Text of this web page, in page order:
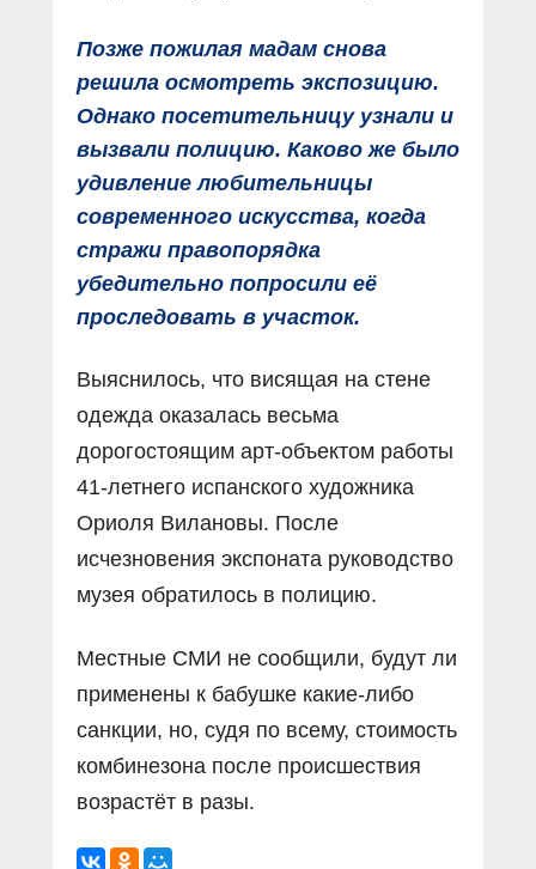
Позже пожилая мадам снова
решила осмотреть экспозицию.
Однако посетительницу узнали и
вызвали полицию. Каково же было
удивление любительницы
современного искусства, когда
стражи правопорядка
убедительно попросили её
проследовать в участок.
Выяснилось, что висящая на стене
одежда оказалась весьма
дорогостоящим арт-объектом работы
41-летнего испанского художника
Ориоля Вилановы. После
исчезновения экспоната руководство
музея обратилось в полицию.
Местные СМИ не сообщили, будут ли
применены к бабушке какие-либо
санкции, но, судя по всему, стоимость
комбинезона после происшествия
возрастёт в разы.